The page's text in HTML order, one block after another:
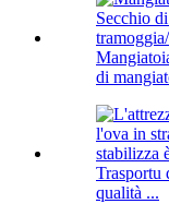
di
Trasportu
qualità ...